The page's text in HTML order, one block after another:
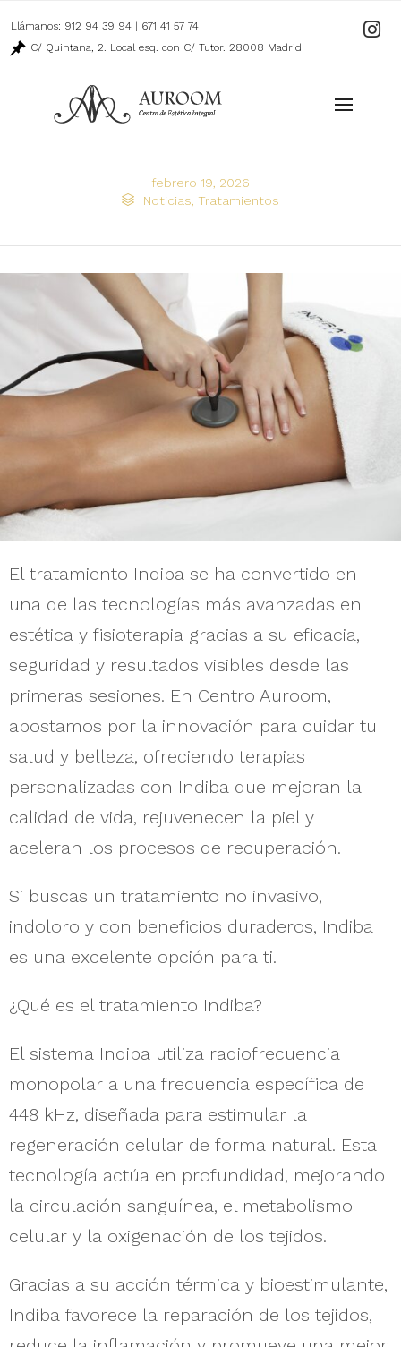
Llámanos: 912 94 39 94 | 671 41 57 74
Ir
C/ Quintana, 2. Local esq. con C/ Tutor. 28008 Madrid
febrero 19, 2026
 Category
Noticias Tratamientos
El tratamiento Indiba se ha convertido en
una de las tecnologías más avanzadas en
estética y fisioterapia gracias a su eficacia,
seguridad y resultados visibles desde las
primeras sesiones. En Centro Auroom,
apostamos por la innovación para cuidar tu
salud y belleza, ofreciendo terapias
personalizadas con Indiba que mejoran la
calidad de vida, rejuvenecen la piel y
aceleran los procesos de recuperación.
Si buscas un tratamiento no invasivo,
indoloro y con beneficios duraderos, Indiba
es una excelente opción para ti.
¿Qué es el tratamiento Indiba?
El sistema Indiba utiliza radiofrecuencia
monopolar a una frecuencia específica de
448 kHz, diseñada para estimular la
regeneración celular de forma natural. Esta
tecnología actúa en profundidad, mejorando
la circulación sanguínea, el metabolismo
celular y la oxigenación de los tejidos.
Gracias a su acción térmica y bioestimulante,
Indiba favorece la reparación de los tejidos,